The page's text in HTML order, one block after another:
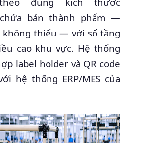
bán thành phẩm —
không thiếu — với số tầng
cao khu vực. Hệ thống
label holder và QR code
hệ thống ERP/MES của